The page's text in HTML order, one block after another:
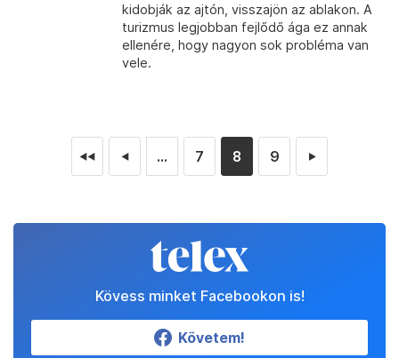
kidobják az ajtón, visszajön az ablakon. A
turizmus legjobban fejlődő ága ez annak
ellenére, hogy nagyon sok probléma van
vele.
◄◄ ◄ ... 7 8 9 ►
Kövess minket Facebookon is!
Követem!